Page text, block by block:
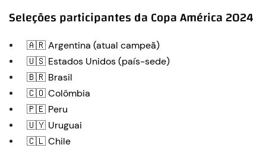
Seleções participantes da Copa América 2024
🇦🇷 Argentina (atual campeã)
🇺🇸 Estados Unidos (país-sede)
🇧🇷 Brasil
🇨🇴 Colômbia
🇵🇪 Peru
🇺🇾 Uruguai
🇨🇱 Chile